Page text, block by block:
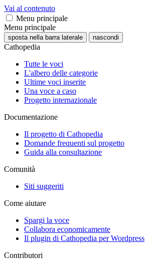
Vai al contenuto
Menu principale
Menu principale
sposta nella barra laterale nascondi
Cathopedia
Tutte le voci
L'albero delle categorie
Ultime voci inserite
Una voce a caso
Progetto internazionale
Documentazione
Il progetto di Cathopedia
Domande frequenti sul progetto
Guida alla consultazione
Comunità
Siti suggeriti
Come aiutare
Spargi la voce
Collabora economicamente
Il plugin di Cathopedia per Wordpress
Contributori